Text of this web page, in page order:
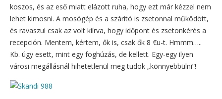
koszos, és az eső miatt elázott ruha, hogy ezt már kézzel nem
lehet kimosni. A mosógép és a szárító is zsetonnal működött,
és ravaszul csak az volt kiírva, hogy időpont és zsetonkérés a
recepción. Mentem, kértem, ők is, csak ők 8 €u-t. Hmmm…..
Kb. úgy esett, mint egy foghúzás, de kellett. Egy-egy ilyen
városi megállásnál hihetetlenül meg tudok „könnyebbülni”!